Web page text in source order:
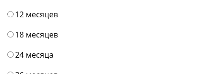
12 месяцев
18 месяцев
24 месяца